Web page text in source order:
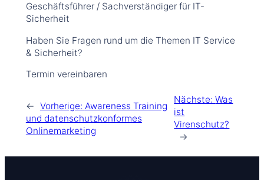
Geschäftsführer / Sachverständiger für IT-
Sicherheit
Haben Sie Fragen rund um die Themen IT Service
& Sicherheit?
Termin vereinbaren
← Vorherige: Awareness Training
und datenschutzkonformes
Onlinemarketing
Nächste:Was
ist
Virenschutz?
→